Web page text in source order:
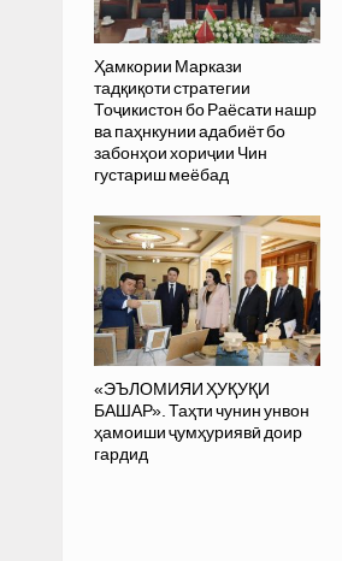
Ҳамкории Маркази
тадқиқоти стратегии
Тоҷикистон бо Раёсати нашр
ва паҳнкунии адабиёт бо
забонҳои хориҷии Чин
густариш меёбад
«ЭЪЛОМИЯИ ҲУҚУҚИ
БАШАР». Таҳти чунин унвон
ҳамоиши ҷумҳуриявӣ доир
гардид